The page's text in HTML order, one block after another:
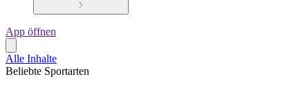
App öffnen
Alle Inhalte
Beliebte Sportarten